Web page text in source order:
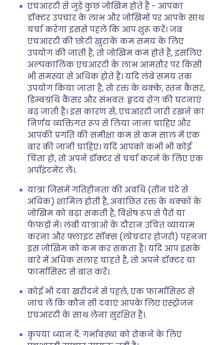
एचआरटी से जुड़े कुछ जोखिम होते हैं - आपका
डॉक्टर उपचार के लाभ और जोखिमों पर आपके साथ
चर्चा करेगा इससे पहले कि आप शुरू करें। जब
एचआरटी की छोटी खुराकें कम समय के लिए
उपयोग की जाती हैं, तो जोखिम कम होते हैं, इसलिए
अल्पकालिक एचआरटी के लाभ आमतौर पर किसी
भी समस्या से अधिक होते हैं। यदि लंबे समय तक
उपयोग किया जाता है, तो रक्त के थक्के, स्तन कैंसर,
डिम्बग्रंथि कैंसर और संभवतः हृदय रोग की घटनाएं
बढ़ जाती हैं। इस कारण से, एचआरटी जारी रखने का
निर्णय व्यक्तिगत रूप से लिया जाना चाहिए और
आपकी प्रगति की समीक्षा कम से कम साल में एक
बार की जानी चाहिए। यदि आपको कभी भी कोई
चिंता हो, तो अपने डॉक्टर से चर्चा करने के लिए एक
अपॉइंटमेंट लें।.
यात्रा जिसमें गतिहीनता की अवधि (तीन घंटे से
अधिक) शामिल होती है, अवांछित रक्त के थक्कों के
जोखिम को बढ़ा सकती है, विशेष रूप से पैरों या
फेफड़ों में। लंबी यात्राओं के दौरान उचित व्यायाम
करना और फ्लाइट सॉक्स (लोचदार होजरी) पहनना
इस जोखिम को कम कर सकता है। यदि आप इसके
बारे में अधिक सलाह चाहते हैं, तो अपने डॉक्टर या
फार्मासिस्ट से बात करें।.
कोई भी दवा खरीदने से पहले, एक फार्मासिस्ट से
जांच लें कि कौन सी दवाएं आपके लिए एस्ट्रोजन
एचआरटी के साथ लेना सुरक्षित हैं।.
कृपया ध्यान दें: गर्भावस्था को रोकने के लिए